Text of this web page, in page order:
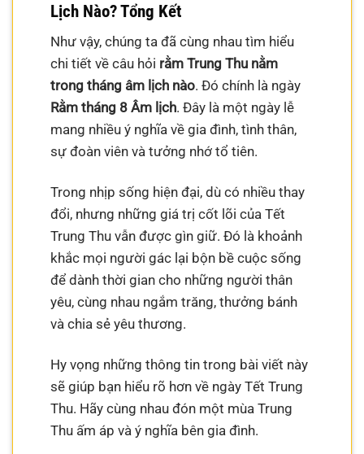
Lịch Nào? Tổng Kết
Như vậy, chúng ta đã cùng nhau tìm hiểu
chi tiết về câu hỏi rằm Trung Thu nằm
trong tháng âm lịch nào. Đó chính là ngày
Rằm tháng 8 Âm lịch. Đây là một ngày lễ
mang nhiều ý nghĩa về gia đình, tình thân,
sự đoàn viên và tưởng nhớ tổ tiên.
Trong nhịp sống hiện đại, dù có nhiều thay
đổi, nhưng những giá trị cốt lõi của Tết
Trung Thu vẫn được gìn giữ. Đó là khoảnh
khắc mọi người gác lại bộn bề cuộc sống
để dành thời gian cho những người thân
yêu, cùng nhau ngắm trăng, thưởng bánh
và chia sẻ yêu thương.
Hy vọng những thông tin trong bài viết này
sẽ giúp bạn hiểu rõ hơn về ngày Tết Trung
Thu. Hãy cùng nhau đón một mùa Trung
Thu ấm áp và ý nghĩa bên gia đình.